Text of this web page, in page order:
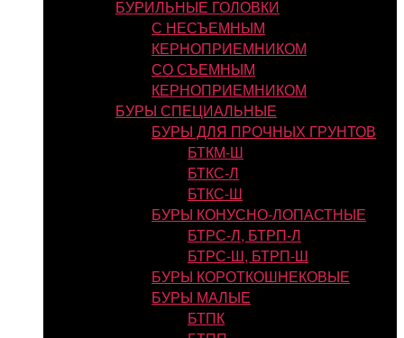
БУРИЛЬНЫЕ ГОЛОВКИ
С НЕСЪЕМНЫМ
КЕРНОПРИЕМНИКОМ
СО СЪЕМНЫМ
КЕРНОПРИЕМНИКОМ
БУРЫ СПЕЦИАЛЬНЫЕ
БУРЫ ДЛЯ ПРОЧНЫХ ГРУНТОВ
БТКМ-Ш
БТКС-Л
БТКС-Ш
БУРЫ КОНУСНО-ЛОПАСТНЫЕ
БТРС-Л, БТРП-Л
БТРС-Ш, БТРП-Ш
БУРЫ КОРОТКОШНЕКОВЫЕ
БУРЫ МАЛЫЕ
БТПК